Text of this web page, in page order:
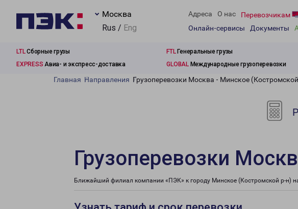
Москва
Rus / Eng
Адреса О нас Перевозчикам
Онлайн-сервисы
Документы
LTLСборные грузы FTLГенеральные грузы
EXPRESS Авиа- и экспресс-доставка GLOBALМеждународные грузоперевозки
Главная Направления Грузоперевозки Москва - Минское
Грузоперевозки
Ближайший филиал компании «ПЭК» к городу Минское (Костромской р-н)